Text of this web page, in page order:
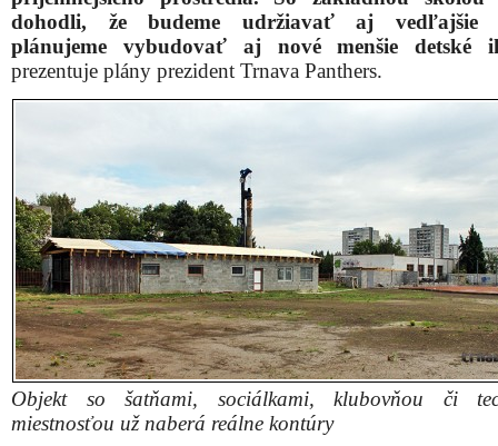
dohodli, že budeme udržiavať aj vedľajšie
plánujeme vybudovať aj nové menšie detské
prezentuje plány prezident Trnava Panthers.
Objekt so šatňami, sociálkami, klubovňou či
miestnosťou už naberá reálne kontúry